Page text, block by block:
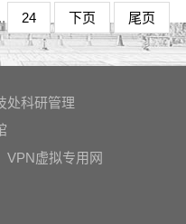
24 下页 尾页
处科研管理
VPN虚拟专用网